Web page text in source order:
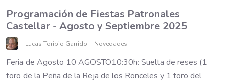
Programación de Fiestas Patronales
Castellar - Agosto y Septiembre 2025
Lucas Toribio Garrido Novedades
Feria de Agosto 10 AGOSTO10:30h: Suelta de reses (1
toro de la Peña de la Reja de los Ronceles y 1 toro del